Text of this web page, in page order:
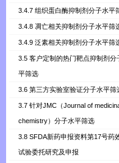
3.4.7 组织蛋白酶抑制剂分子水平
3.4.8 凋亡相关抑制剂分子水平筛
3.4.9 泛素相关抑制剂分子水平筛
3.5 客户定制的热门靶点抑制剂分
平筛选
3.6 第三方实验室验证分子水平筛
3.7 针对JMC（Journal of
chemistry）分子水平筛选
3.8 SFDA新药申报资料第17号药
试验委托研究及申报